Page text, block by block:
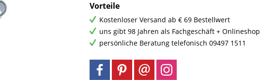
Vorteile
Kostenloser Versand ab € 69 Bestellwert
uns gibt 98 Jahren als Fachgeschäft + Onlineshop
persönliche Beratung telefonisch 09497 1511